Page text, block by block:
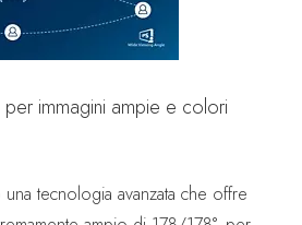
per immagini ampie e colori
una tecnologia avanzata che offre